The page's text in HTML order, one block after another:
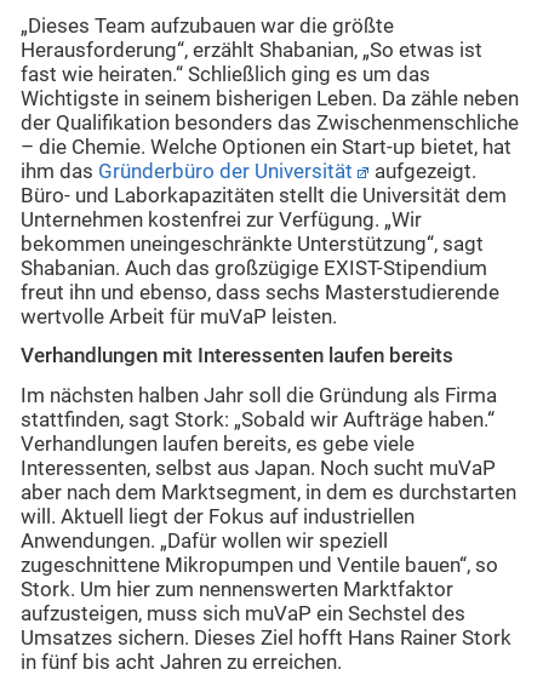
„Dieses Team aufzubauen war die größte
Herausforderung“, erzählt Shabanian, „So etwas ist
fast wie heiraten.“ Schließlich ging es um das
Wichtigste in seinem bisherigen Leben. Da zähle neben
der Qualifikation besonders das Zwischenmenschliche
– die Chemie. Welche Optionen ein Start-up bietet, hat
ihm das Gründerbüro der Universität
aufgezeigt.
Büro- und Laborkapazitäten stellt die Universität dem
Unternehmen kostenfrei zur Verfügung. „Wir
bekommen uneingeschränkte Unterstützung“, sagt
Shabanian. Auch das großzügige EXIST-Stipendium
freut ihn und ebenso, dass sechs Masterstudierende
wertvolle Arbeit für muVaP leisten.
Verhandlungen mit Interessenten laufen bereits
Im nächsten halben Jahr soll die Gründung als Firma
stattfinden, sagt Stork: „Sobald wir Aufträge haben.“
Verhandlungen laufen bereits, es gebe viele
Interessenten, selbst aus Japan. Noch sucht muVaP
aber nach dem Marktsegment, in dem es durchstarten
will. Aktuell liegt der Fokus auf industriellen
Anwendungen. „Dafür wollen wir speziell
zugeschnittene Mikropumpen und Ventile bauen“, so
Stork. Um hier zum nennenswerten Marktfaktor
aufzusteigen, muss sich muVaP ein Sechstel des
Umsatzes sichern. Dieses Ziel hofft Hans Rainer Stork
in fünf bis acht Jahren zu erreichen.